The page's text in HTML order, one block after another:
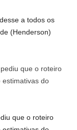
a todos os
(Henderson)
que o roteiro